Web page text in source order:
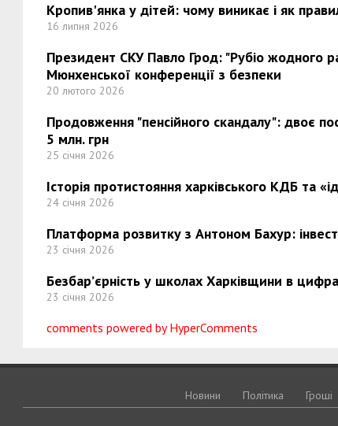
Кропив'янка у дітей: чому виникає і як
16 липня 2026
Президент СКУ Павло Грод: "Рубіо жодного
Мюнхенської конференції з безпеки
20 лютого 2026
Продовження "пенсійного скандалу": двоє
5 млн. грн
25 січня 2026
Історія протистояння харківського КДБ та
24 січня 2026
Платформа розвитку з Антоном Бахур:
23 січня 2026
Безбар’єрність у школах Харківщини в
23 січня 2026
comments powered by HyperComments
Новини Політика Грошi